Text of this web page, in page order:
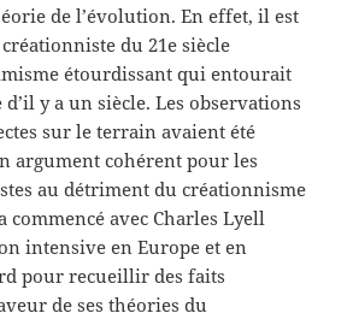
de l’évolution. En effet, il est
du 21e siècle
étourdissant qui entourait
y a un siècle. Les observations
sur le terrain avaient été
argument cohérent pour les
au détriment du créationnisme
commencé avec Charles Lyell
intensive en Europe et en
pour recueillir des faits
de ses théories du